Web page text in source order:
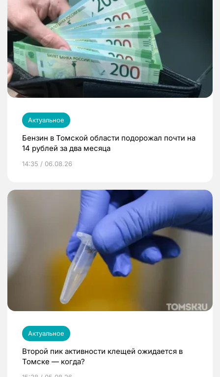
Актуальное
Бензин в Томской области подорожал почти на
14 рублей за два месяца
14:35 / 06.08.26
Актуальное
Второй пик активности клещей ожидается в
Томске — когда?